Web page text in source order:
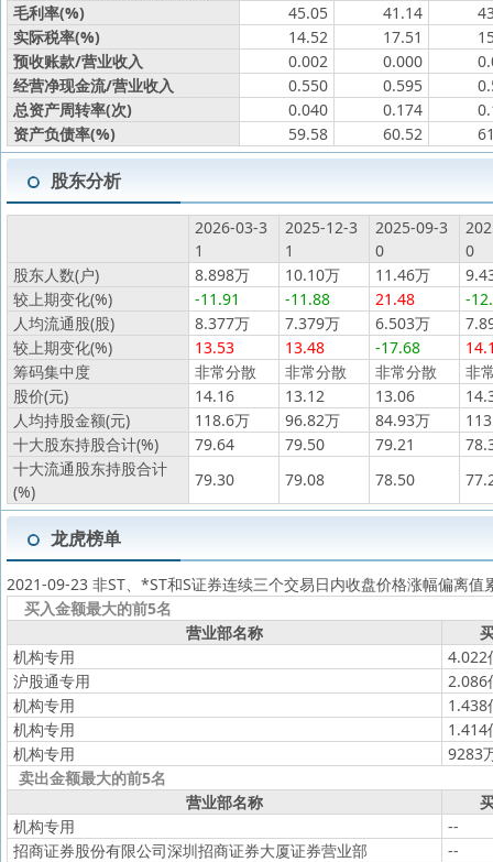
毛利率(%)
45.05 41.14
实际税率(%)
14.52 17.51
预收账款/营业收入
0.002 0.000
经营净现金流/营业收入
0.550 0.595
总资产周转率(次)
0.040 0.174
资产负债率(%)
59.58 60.52
股东分析
2026-03-3
1
2025-12-3
1
2025-09-3
0
0
股东人数(户)
8.898万 10.10万 11.46万
较上期变化(%)
-11.91 -11.88 21.48
-
人均流通股(股)
8.377万 7.379万 6.503万
较上期变化(%)
13.53 13.48 -17.68
筹码集中度
非常分散 非常分散 非常分散
非
股价(元)
14.16 13.12 13.06
人均持股金额(元)
118.6万 96.82万 84.93万
十大股东持股合计(%)
79.64 79.50 79.21
十大流通股东持股合计
(%)
79.30 79.08 78.50
龙虎榜单
2021-09-23 非ST、*ST和S证券连续三个交易日内收盘价格涨幅偏离值
买入金额最大的前5名
营业部名称
机构专用
4.022
沪股通专用
2.086
机构专用
1.438
机构专用
1.414
机构专用
9283
卖出金额最大的前5名
营业部名称
机构专用
--
招商证券股份有限公司深圳招商证券大厦证券营业部
--